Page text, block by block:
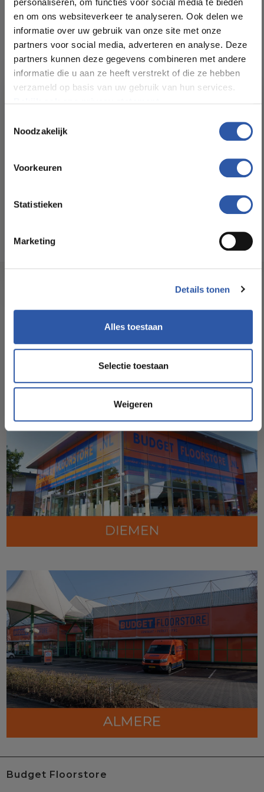
en om ons websiteverkeer te analyseren. Ook delen we
informatie over uw gebruik van onze site met onze
partners voor social media, adverteren en analyse. Deze
partners kunnen deze gegevens combineren met andere
informatie die u aan ze heeft verstrekt of die ze hebben
verzameld op basis van uw gebruik van hun services.
Noodzakelijk
Voorkeuren
Statistieken
Marketing
Details tonen
Alles toestaan
Selectie toestaan
Weigeren
Specificaties
Levertijd: 2 - 3 werkdagen
- 2,4m lang
RAL9010 gelakt
MDF
Budget Floorstore
betaalbare prijzen. Profiteer van een zorgeloze installatie